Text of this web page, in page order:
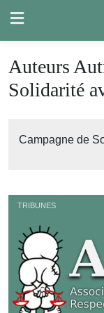
content
Auteurs
Solidarité
Campagne de
TRIBUNES